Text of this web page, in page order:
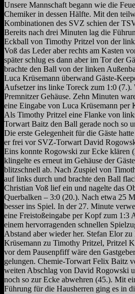
Unsere Mannschaft begann wie die
Chemiker in dessen Hälfte. Mit den
Kombinationen des SVZ schien der
Bereits nach drei Minuten lag die
Eckball von Timothy Pritzel von der
Voß das Leder aber rechts am Kasten
später schlug es dann aber im Tor der
brachte den Ball von der linken
Luca Krüsemann überwand Gäste-
Aufsetzer ins linke Toreck zum 1:0 (7.).
Premnitzer Gehäuse. Zehn Minuten
eine Eingabe von Luca Krüsemann per
Als Timothy Pritzel eine Flanke von
Torwart Baitz den Ball gerade noch so
Die erste Gelegenheit für die Gäste
er frei vor SVZ-TorwartDavid
Eins konnte Rogowski zur Ecke klären
klingelte es erneut im Gehäuse der
blitzschnell ab. Nach Zuspiel von
auf links durch und brachte den Ball
Christian Voß lief ein und nagelte das
Querbalken – 3:0 (20.). Nach etwa 25
besser ins Spiel. In der 27. Minute
eine Freistoßeingabe per Kopf zum 1:3
einem hervorragenden schnellen
Abstand aber wieder her. Stefan Elor
Krüsemann zu Timothy Pritzel, Pritzel
vor dem Pausenpfiff wäre den
gelungen. Chemie-Torwart Felix Baitz
weiten Abschlag von David Rogowski
noch so zur Ecke abwehren (45.). Mit
Führung für die Hausherren ging es in